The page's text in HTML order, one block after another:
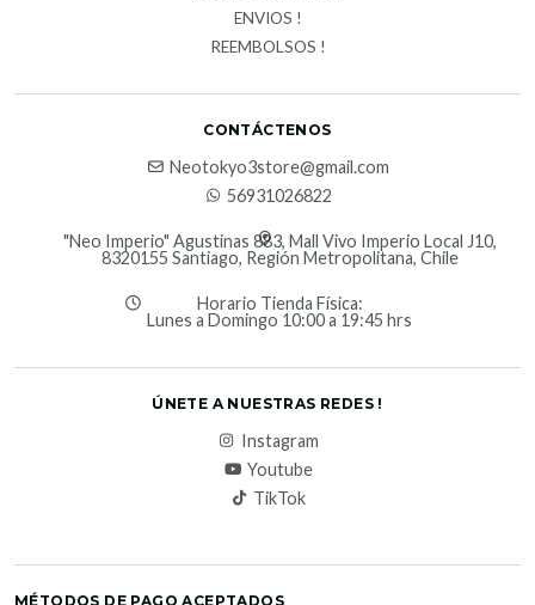
ENVIOS !
REEMBOLSOS !
CONTÁCTENOS
Neotokyo3store@gmail.com
56931026822
"Neo Imperio" Agustinas 883, Mall Vivo Imperio Local J10,
8320155 Santiago, Región Metropolitana, Chile
Horario Tienda Física:
Lunes a Domingo 10:00 a 19:45 hrs
ÚNETE A NUESTRAS REDES !
Instagram
Youtube
TikTok
MÉTODOS DE PAGO ACEPTADOS